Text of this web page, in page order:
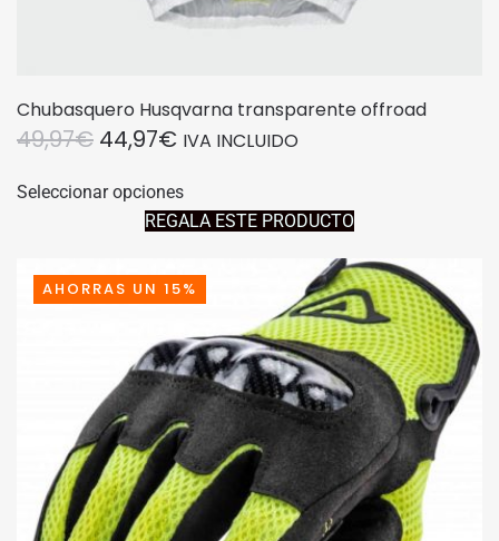
Chubasquero Husqvarna transparente offroad
49,97€ EL
ORIGINAL
49,97€.
44,97€EL
ACTUAL
ES:
44,97€.
IVA INCLUIDO
Seleccionar opcionesproducto
tiene
variantes.
opciones
se
pueden
elegir
en
la
página
REGALA ESTE PRODUCTO
AHORRAS UN 15%